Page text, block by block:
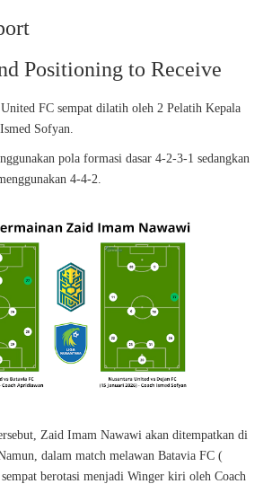
Positioning to Receive
FC sempat dilatih oleh 2 Pelatih Kepala
Sofyan.
pola formasi dasar 4-2-3-1 sedangkan
4-4-2.
Zaid Imam Nawawi akan ditempatkan di
dalam match melawan Batavia FC (
berotasi menjadi Winger kiri oleh Coach